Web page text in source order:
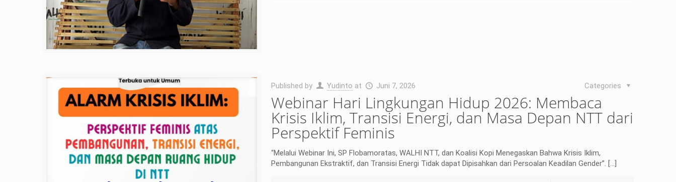
Published by Yudinto at Juni 7, 2026 Categories
Webinar Hari Lingkungan Hidup 2026: Membaca
Krisis Iklim, Transisi Energi, dan Masa Depan NTT dari
Perspektif Feminis
“Melalui Webinar Ini, SP Flobamoratas, WALHI NTT, dan Koalisi Kopi Menegaskan Bahwa Krisis Iklim,
Pembangunan Ekstraktif, dan Transisi Energi Tidak dapat Dipisahkan dari Persoalan Keadilan Gender”. […]